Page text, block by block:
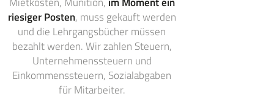
riesiger Posten, muss gekauft werden
und die Lehrgangsbücher müssen
bezahlt werden. Wir zahlen Steuern,
Unternehmenssteuern und
Einkommenssteuern, Sozialabgaben
für Mitarbeiter.